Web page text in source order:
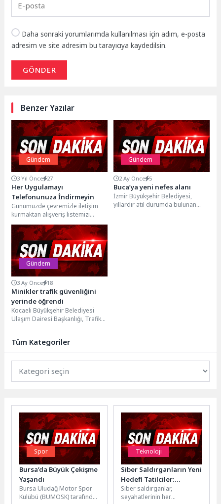
Daha sonraki yorumlarımda kullanılması için adım, e-posta
adresim ve site adresim bu tarayıcıya kaydedilsin.
GÖNDER
Benzer Yazılar
Gündem
3 Yıl Önce 27
Her Uygulamayı
Telefonunuza İndirmeyin
Günümüzde çevremizle iletişim
kurmaktan alışveriş listemizi
hazırlamaya kadar hemen hemen
her şey için uygulamaları
kullanıyoruz....
Gündem
2 Ay Önce 5
Buca’ya yeni nefes alanı
İzmir Büyükşehir Belediyesi,
yıllardır atıl durumda bulunan
Gündem
3 Ay Önce 18
Minikler trafik güvenliğini
yerinde öğrendi
Kocaeli Büyükşehir Belediyesi
Ulaşım Dairesi Başkanlığı, Trafik
Merkezi’nde...
Tüm Kategoriler
Spor
Bursa’da Büyük Çekişme
Yaşandı
Bursa Uludağ Motor Spor
Kulübü (BUMOSK) tarafından
Teknoloji
Siber Saldırganların Yeni
Hedefi Tatilciler:
Kaspersky’den Güvenli
Seyahat Rehberi
Siber saldırganlar,
seyahatlerinin her